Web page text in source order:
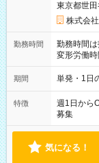
東京都世田
株式会
勤務時間
勤務時間は
変形労働時間制
～21：00
期間 単発・1日
特徴
週1日から
募集
気になる！